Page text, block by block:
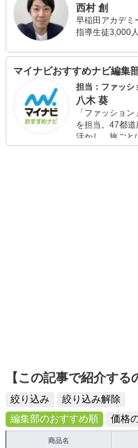
西村 創
早稲田アカデミ
指導生徒3,000人以上。 大学入学と同時
田アカデミーで
を取り、社長から表彰される
師を経て、社歴
め、過去最高の合格実績を
11年間、生徒の
者セミナーなども運営。 また、編集
All Aboutの教育
アのコンテン
マイナビおすすめナビ編集
担当：ファッシ
八木 葵
「ファッショ
を担当。47都
活かし、旅ごと
が得意。また、
【この記事で紹介する
絞り込み
絞り込み解除
編集部のおすすめ順
価格
商品名